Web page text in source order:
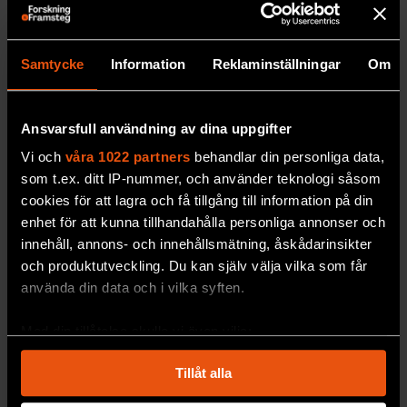
Samtycke Information Reklaminställningar Om
Ansvarsfull användning av dina uppgifter
Vi och våra 1022 partners behandlar din personliga data,
som t.ex. ditt IP-nummer, och använder teknologi såsom
cookies för att lagra och få tillgång till information på din
enhet för att kunna tillhandahålla personliga annonser och
innehåll, annons- och innehållsmätning, åskådarinsikter
och produktutveckling. Du kan själv välja vilka som får
använda din data och i vilka syften.
som kan ha en noggrannhet på upp till flera meter
Identifiera din enhet genom att aktivt skanna den
Tillåt alla
våra evenemang?
Prenumererar du på F&F – och i så fall hur länge
har du prenumererat på F&F?
Jag har prenumererat i mindre än ett år
Jag har prenumererat i mer än 1 år men mindre
än 2 år